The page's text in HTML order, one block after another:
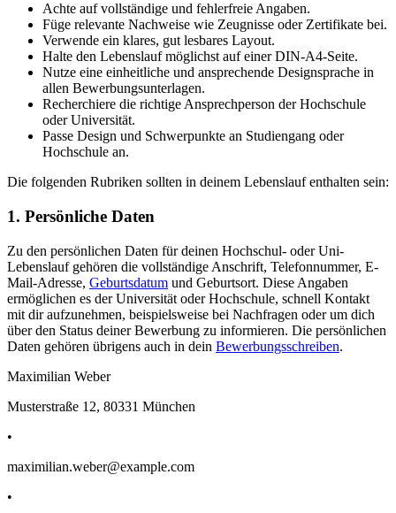
Achte auf vollständige und fehlerfreie Angaben.
Füge relevante Nachweise wie Zeugnisse oder Zertifikate bei.
Verwende ein klares, gut lesbares Layout.
Halte den Lebenslauf möglichst auf einer DIN-A4-Seite.
Nutze eine einheitliche und ansprechende Designsprache in
allen Bewerbungsunterlagen.
Recherchiere die richtige Ansprechperson der Hochschule
oder Universität.
Passe Design und Schwerpunkte an Studiengang oder
Hochschule an.
Die folgenden Rubriken sollten in deinem Lebenslauf enthalten sein:
1. Persönliche Daten
Zu den persönlichen Daten für deinen Hochschul- oder Uni-
Lebenslauf gehören die vollständige Anschrift, Telefonnummer, E-
Mail-Adresse, Geburtsdatum und Geburtsort. Diese Angaben
ermöglichen es der Universität oder Hochschule, schnell Kontakt
mit dir aufzunehmen, beispielsweise bei Nachfragen oder um dich
über den Status deiner Bewerbung zu informieren. Die persönlichen
Daten gehören übrigens auch in dein Bewerbungsschreiben.
Maximilian Weber
Musterstraße 12, 80331 München
•
maximilian.weber@example.com
•